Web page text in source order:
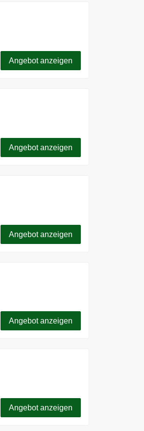
Angebot anzeigen
Angebot anzeigen
Angebot anzeigen
Angebot anzeigen
Angebot anzeigen